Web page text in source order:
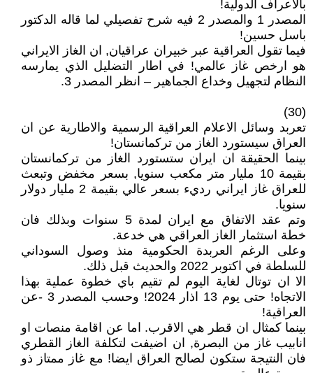
بالاعراف الدولية!
المصدر 1 والمصدر 2 فيه شرح تفصيلي لما قاله الدكتور
باسل حسين!
فيما تقول العراقية عبر خبيران عراقيان, ان الغاز الايراني
هو ارخص غاز عالمي! في اطار التضليل الذي يمارسه
النظام لتجهيل وخداع الجماهير – انظر المصدر 3.
(30)
تعربد وسائل الاعلام العراقية الرسمية والاطارية عن ان
العراق سيستورد الغاز من تركمانستان!
بينما الحقيقة ان ايران ستستورد الغاز من تركمانستان
بقيمة 10 مليار متر مكعب سنويا, بسعر مخفض وتبعث
للعراق غاز ايراني رديء بسعر عالي بقيمة 2 مليار دولار
سنويا.
وتم عقد الاتفاق مع ايران لمدة 5 سنوات وبذلك فان
خطة استثمار الغاز العراقي هي خدعة.
وعلى الرغم العربدة الحكومية منذ وصول السوداني
للسلطة في اكتوبر 2022 والحديث قبل ذلك.
الا ان توتال لغاية اليوم لم تقيم باي خطوة عملية بهذا
الاتجاه! حتى يوم 13 اذار 2024! وحسب المصدر 3 -عن
العراقية!
بينما كمثال ان قطر هي الاقرب. اما عن اقامة منصات او
انابيب غاز من البصرة, ان اضيفت لتكلفة الغاز القطري
فان النتيجة ستكون لصالح العراق ايضا! مع غاز ممتاز ذو